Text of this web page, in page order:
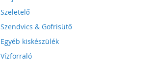
Szeletelő
Szendvics & Gofrisütő
Egyéb kiskészülék
Vízforraló